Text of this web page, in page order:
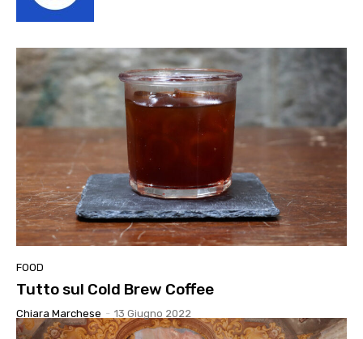
FOOD
Tutto sul Cold Brew Coffee
Chiara Marchese - 13 Giugno 2022